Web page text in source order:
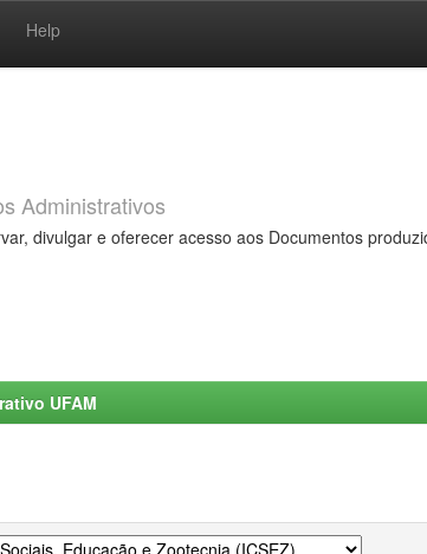
Help
Administrativos
divulgar e oferecer acesso aos Documentos
UFAM